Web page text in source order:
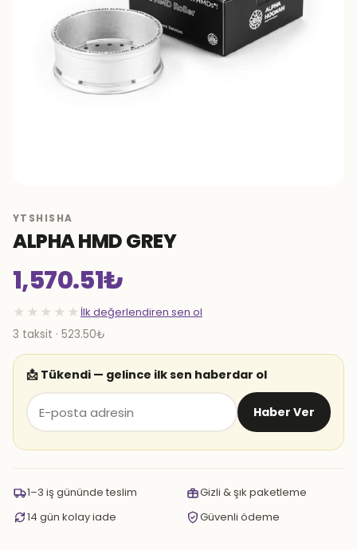
YTSHISHA
ALPHA HMD GREY
1,570.51₺
★★★★★ İlk değerlendiren sen ol
3 taksit · 523.50₺
📩 Tükendi — gelince ilk sen haberdar ol
Haber Ver
1–3 iş gününde teslim
Gizli & şık paketleme
14 gün kolay iade
Güvenli ödeme